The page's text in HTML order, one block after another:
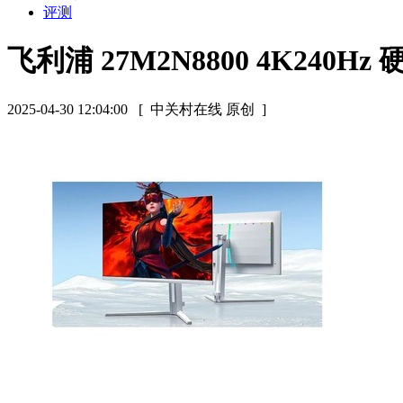
评测
飞利浦 27M2N8800 4K240Hz
2025-04-30 12:04:00 [ 中关村在线 原创 ]